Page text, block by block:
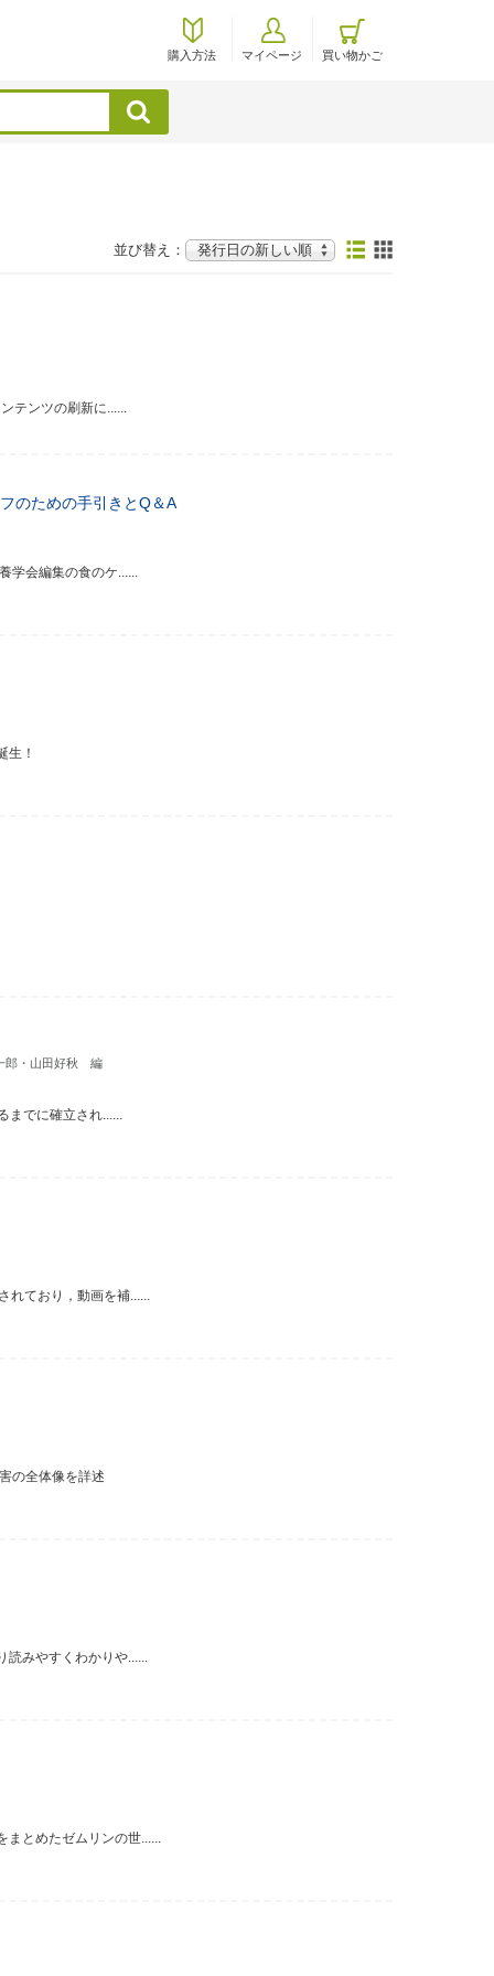
購入方法 マイページ 買い物かご
検索
並び替え：
テンツの刷新に......
のための手引きとQ＆A
学会編集の食のケ......
生！
郎・山田好秋 編
までに確立され......
れており，動画を補......
の全体像を詳述
読みやすくわかりや......
まとめたゼムリンの世......